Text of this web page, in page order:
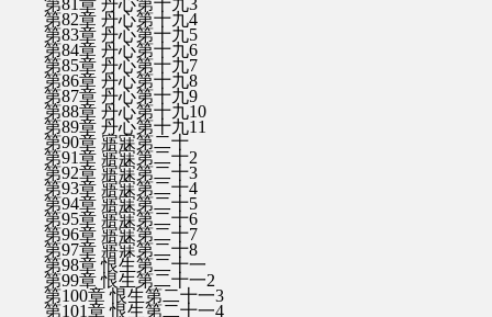
第81章 丹心第十九3
第82章 丹心第十九4
第83章 丹心第十九5
第84章 丹心第十九6
第85章 丹心第十九7
第86章 丹心第十九8
第87章 丹心第十九9
第88章 丹心第十九10
第89章 丹心第十九11
第90章 寤寐第二十
第91章 寤寐第二十2
第92章 寤寐第二十3
第93章 寤寐第二十4
第94章 寤寐第二十5
第95章 寤寐第二十6
第96章 寤寐第二十7
第97章 寤寐第二十8
第98章 恨生第二十一
第99章 恨生第二十一2
第100章 恨生第二十一3
第101章 恨生第二十一4